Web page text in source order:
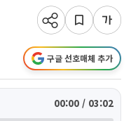
구글 선호매체 추가
00:00 / 03:02